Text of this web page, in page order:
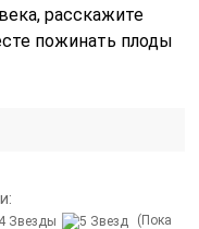
расскажите
пожинать плоды
(Пока